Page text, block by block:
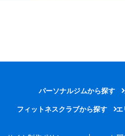
パーソナルジムから探す
フィットネスクラブから探す エ